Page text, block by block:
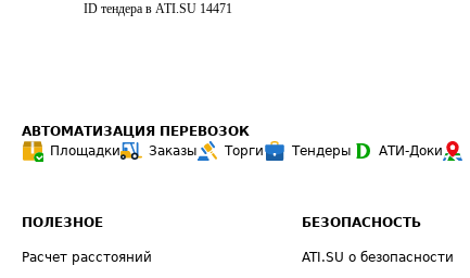
ID тендера в ATI.SU 14471
АВТОМАТИЗАЦИЯ ПЕРЕВОЗОК
Площадки
Заказы Торги Тендеры АТИ-Доки
ПОЛЕЗНОЕ
Расчет расстояний
БЕЗОПАСНОСТЬ
ATI.SU о безопасности